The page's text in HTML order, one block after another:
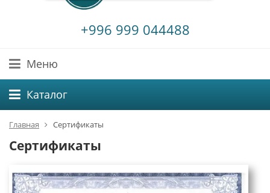
+996 999 044488
Меню
Каталог
Главная Сертификаты
Сертификаты